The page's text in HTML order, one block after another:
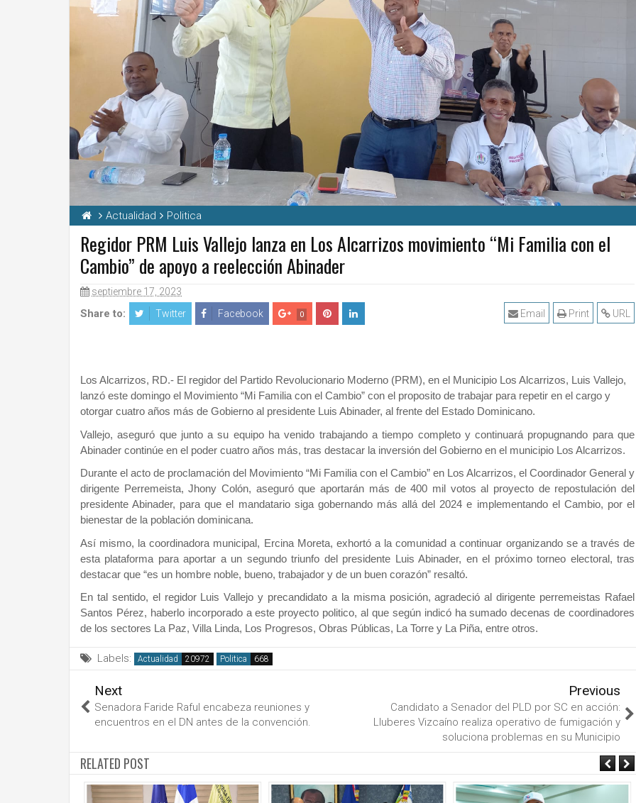
Actualidad Politica
Regidor PRM Luis Vallejo lanza en Los Alcarrizos movimiento “Mi Familia con el
Cambio” de apoyo a reelección Abinader
septiembre 17, 2023
Share to: Twitter Facebook 0 URL
Print
Email
Los Alcarrizos, RD.- El regidor del Partido Revolucionario Moderno (PRM), en el Municipio Los Alcarrizos, Luis Vallejo,
lanzó este domingo el Movimiento “Mi Familia con el Cambio” con el proposito de trabajar para repetir en el cargo y
otorgar cuatro años más de Gobierno al presidente Luis Abinader, al frente del Estado Dominicano.
Vallejo, aseguró que junto a su equipo ha venido trabajando a tiempo completo y continuará propugnando para que
Abinader continúe en el poder cuatro años más, tras destacar la inversión del Gobierno en el municipio Los Alcarrizos.
Durante el acto de proclamación del Movimiento “Mi Familia con el Cambio” en Los Alcarrizos, el Coordinador General y
dirigente Perremeista, Jhony Colón, aseguró que aportarán más de 400 mil votos al proyecto de repostulación del
presidente Abinader, para que el mandatario siga gobernando más allá del 2024 e implementando el Cambio, por el
bienestar de la población dominicana.
Así mismo, la coordinadora municipal, Ercina Moreta, exhortó a la comunidad a continuar organizando se a través de
esta plataforma para aportar a un segundo triunfo del presidente Luis Abinader, en el próximo torneo electoral, tras
destacar que “es un hombre noble, bueno, trabajador y de un buen corazón” resaltó.
En tal sentido, el regidor Luis Vallejo y precandidato a la misma posición, agradeció al dirigente perremeistas Rafael
Santos Pérez, haberlo incorporado a este proyecto politico, al que según indicó ha sumado decenas de coordinadores
de los sectores La Paz, Villa Linda, Los Progresos, Obras Públicas, La Torre y La Piña, entre otros.
Labels: Actualidad Politica
Next
Senadora Faride Raful encabeza reuniones y
encuentros en el DN antes de la convención.
Previous
Candidato a Senador del PLD por SC en acción:
Lluberes Vizcaíno realiza operativo de fumigación y
soluciona problemas en su Municipio
RELATED POST